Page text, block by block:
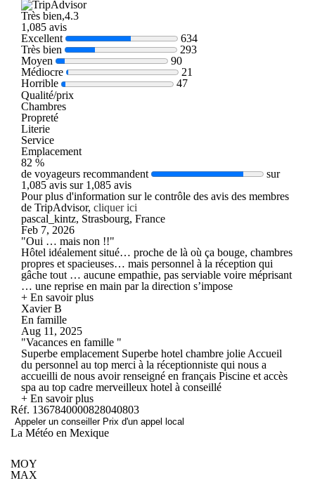
Très bien,4.3
1,085 avis
Excellent
634
Très bien
293
Moyen
90
Médiocre
21
Horrible
47
Qualité/prix
Chambres
Propreté
Literie
Service
Emplacement
82 %
de voyageurs recommandent
sur
1,085 avis sur 1,085 avis
Pour plus d'information sur le contrôle des avis des membres
de TripAdvisor, cliquer ici
pascal_kintz, Strasbourg, France
Feb 7, 2026
"Oui … mais non !!"
Hôtel idéalement situé… proche de là où ça bouge, chambres
propres et spacieuses… mais personnel à la réception qui
gâche tout … aucune empathie, pas serviable voire méprisant
… une reprise en main par la direction s’impose
+ En savoir plus
Xavier B
En famille
Aug 11, 2025
"Vacances en famille "
Superbe emplacement Superbe hotel chambre jolie Accueil
du personnel au top merci à la réceptionniste qui nous a
accueilli de nous avoir renseigné en français Piscine et accès
spa au top cadre merveilleux hotel à conseillé
+ En savoir plus
Réf. 1367840000828040803
Appeler un conseiller Prix d'un appel local
La Météo en Mexique
MOY
MAX